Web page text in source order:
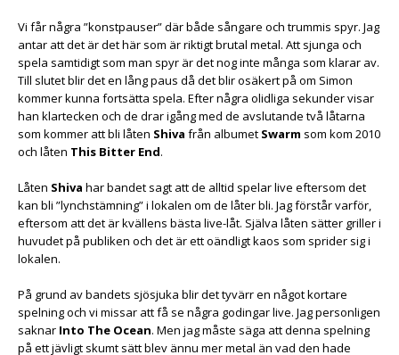
Vi får några ”konstpauser” där både sångare och trummis spyr. Jag
antar att det är det här som är riktigt brutal metal. Att sjunga och
spela samtidigt som man spyr är det nog inte många som klarar av.
Till slutet blir det en lång paus då det blir osäkert på om Simon
kommer kunna fortsätta spela. Efter några olidliga sekunder visar
han klartecken och de drar igång med de avslutande två låtarna
som kommer att bli låten Shiva från albumet Swarm som kom 2010
och låten This Bitter End.
Låten Shiva har bandet sagt att de alltid spelar live eftersom det
kan bli ”lynchstämning” i lokalen om de låter bli. Jag förstår varför,
eftersom att det är kvällens bästa live-låt. Själva låten sätter griller i
huvudet på publiken och det är ett oändligt kaos som sprider sig i
lokalen.
På grund av bandets sjösjuka blir det tyvärr en något kortare
spelning och vi missar att få se några godingar live. Jag personligen
saknar Into The Ocean. Men jag måste säga att denna spelning
på ett jävligt skumt sätt blev ännu mer metal än vad den hade